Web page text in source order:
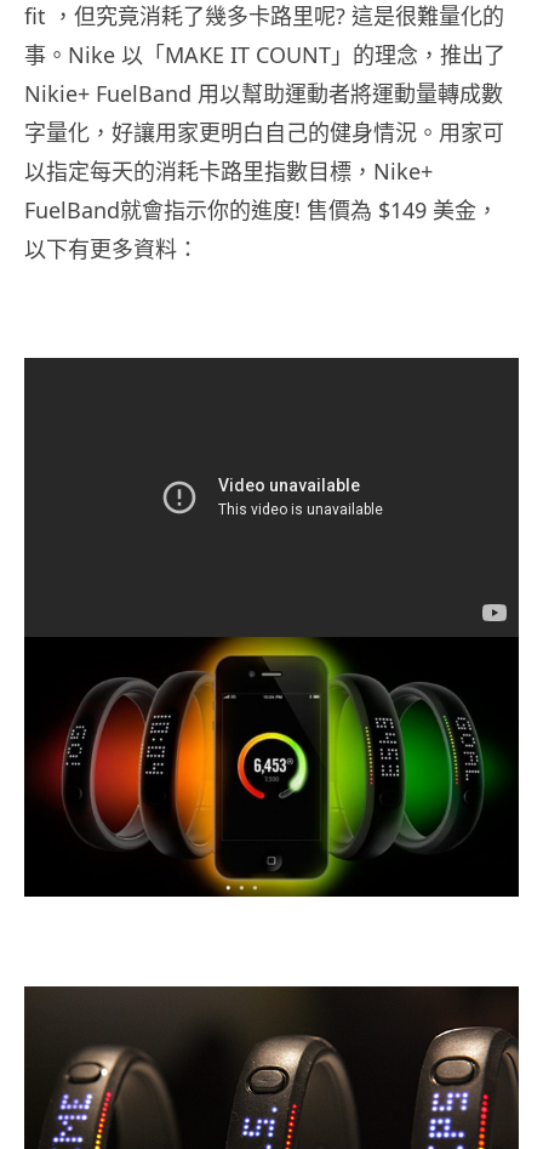
fit ，但究竟消耗了幾多卡路里呢? 這是很難量化的
事。Nike 以「MAKE IT COUNT」的理念，推出了
Nikie+ FuelBand 用以幫助運動者將運動量轉成數
字量化，好讓用家更明白自己的健身情況。用家可
以指定每天的消耗卡路里指數目標，Nike+
FuelBand就會指示你的進度! 售價為 $149 美金，
以下有更多資料：